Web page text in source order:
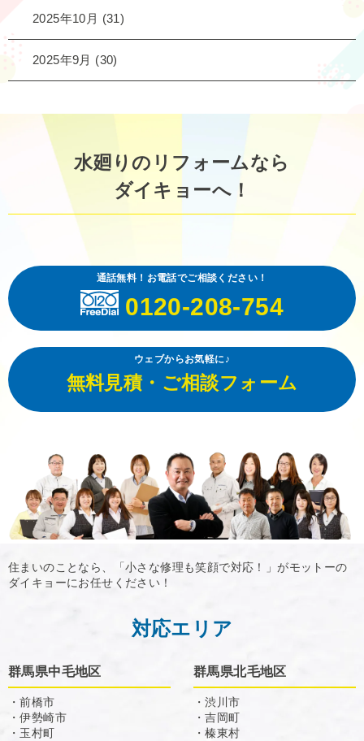
2025年10月 (31)
2025年9月 (30)
水廻りのリフォームなら
ダイキョーへ！
通話無料！お電話でご相談ください！
0120-208-754
ウェブからお気軽に♪
無料見積・ご相談フォーム
住まいのことなら、「小さな修理も笑顔で対応！」がモットーの
ダイキョーにお任せください！
対応エリア
群馬県中毛地区
・前橋市
・伊勢崎市
・玉村町
群馬県北毛地区
・渋川市
・吉岡町
・榛東村